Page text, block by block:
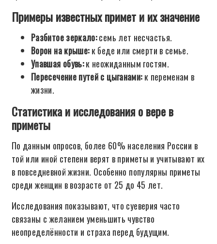
Примеры известных примет и их значение
Разбитое зеркало:семь лет несчастья.
Ворон на крыше:к беде или смерти в семье.
Упавшая обувь:к неожиданным гостям.
Пересечение путей с цыганами:к переменам в
жизни.
Статистика и исследования о вере в
приметы
По данным опросов, более 60% населения России в
той или иной степени верят в приметы и учитывают их
в повседневной жизни. Особенно популярны приметы
среди женщин в возрасте от 25 до 45 лет.
Исследования показывают, что суеверия часто
связаны с желанием уменьшить чувство
неопределённости и страха перед будущим.